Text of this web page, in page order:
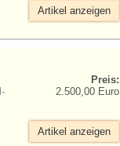
Artikel anzeigen
Preis:
2.500,00 Euro
Artikel anzeigen